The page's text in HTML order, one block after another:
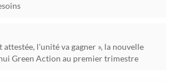
attestée, l'unité va gagner », la nouvelle
Green Action au premier trimestre